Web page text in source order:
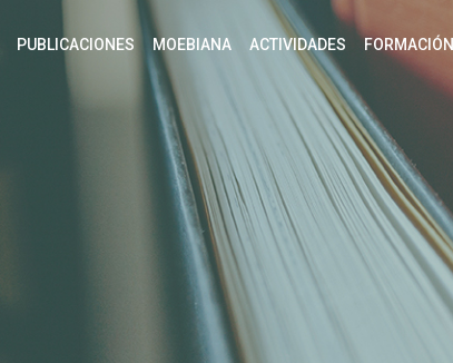
PUBLICACIONES MOEBIANA ACTIVIDADES FORMACIÓN